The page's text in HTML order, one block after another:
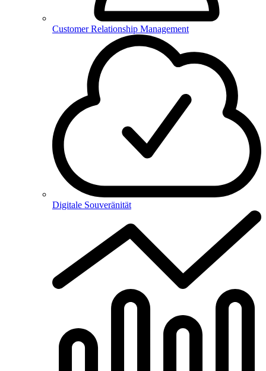
Customer Relationship Management
Digitale Souveränität